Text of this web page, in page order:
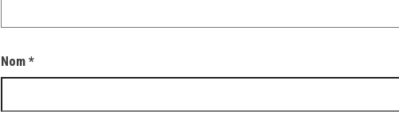
Nom*